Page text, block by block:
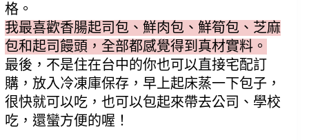
格。
我最喜歡香腸起司包、鮮肉包、鮮筍包、芝麻
包和起司饅頭，全部都感覺得到真材實料。
最後，不是住在台中的你也可以直接宅配訂
購，放入冷凍庫保存，早上起床蒸一下包子，
很快就可以吃，也可以包起來帶去公司、學校
吃，還蠻方便的喔！